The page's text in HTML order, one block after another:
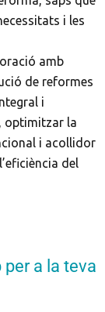
i les
amb
de reformes
i
optimitzar la
i acollidor
del
a la teva